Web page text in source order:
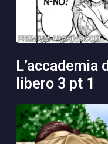
l’accademia dell’accoppiamento
libero 3 pt 1